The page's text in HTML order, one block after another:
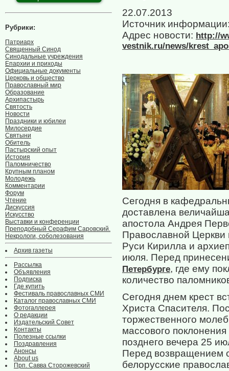
Рубрики:
Патриарх
Священный Синод
Синодальные учреждения
Епархии и приходы
Официальные документы
Церковь и общество
Православный мир
Образование
Архипастырь
Святость
Новости
Праздники и юбилеи
Милосердие
Святыни
Обитель
Пастырский опыт
История
Паломничество
Крупным планом
Молодежь
Комментарии
Форум
Чтение
Дискуссия
Искусство
Выставки и конференции
Преподобный Серафим Саровский.
Некрологи, соболезования
Архив газеты
Рассылка
Объявления
Подписка
Где купить
Фестиваль православных СМИ
Каталог православных СМИ
Фотогаллерея
О редакции
Издательский Совет
Контакты
Полезные ссылки
Поздравления
Анонсы
About us
Прп. Савва Сторожевский
22.07.2013
Источник
Адрес новости: http://
vestnik.ru/news/
Сегодня в
доставлена
апостола Андрея
Православной Церкви
Руси Кирилла и
июля. Перед
Петербурге, где ему
количество
Сегодня днем крест
Христа Спасителя.
торжественного
массового
позднего вечера 25
Перед возвращением
белорусские